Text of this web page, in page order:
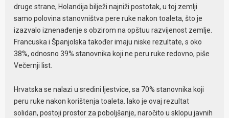
druge strane, Holandija bilježi najniži postotak, u toj zemlji
samo polovina stanovništva pere ruke nakon toaleta, što je
izazvalo iznenađenje s obzirom na opštuu razvijenost zemlje.
Francuska i Španjolska također imaju niske rezultate, s oko
38%, odnosno 39% stanovnika koji ne peru ruke redovno, piše
Večernji list.
Hrvatska se nalazi u sredini ljestvice, sa 70% stanovnika koji
peru ruke nakon korištenja toaleta. Iako je ovaj rezultat
solidan, postoji prostor za poboljšanje, naročito u sklopu javnih